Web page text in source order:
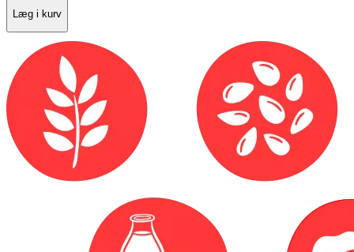
Læg i kurv